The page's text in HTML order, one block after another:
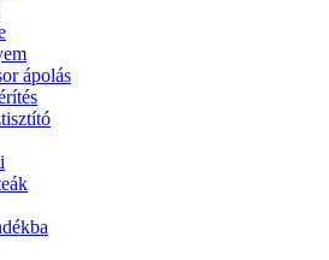
ápolás